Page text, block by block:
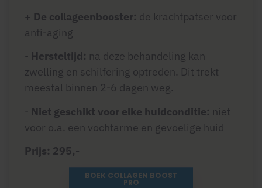
+ De collageenbooster: de krachtpatser voor
anti-aging
- Hersteltijd: na deze behandeling kan
zwelling en schilfering optreden. Dit trekt
meestal binnen 2-6 dagen weg.
- Niet geschikt voor elke huidconditie: niet
voor o.a. een vochtarme en gevoelige huid
Prijs: 295,-
BOEK COLLAGEN BOOST
PRO